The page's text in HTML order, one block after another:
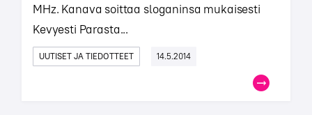
MHz. Kanava soittaa sloganinsa mukaisesti
Kevyesti Parasta...
UUTISET JA TIEDOTTEET 14.5.2014